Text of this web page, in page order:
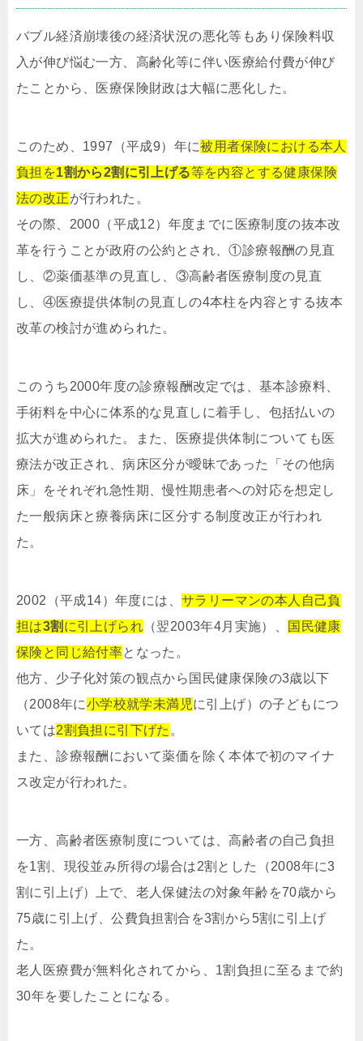
バブル経済崩壊後の経済状況の悪化等もあり保険料収
入が伸び悩む一方、高齢化等に伴い医療給付費が伸び
たことから、医療保険財政は大幅に悪化した。
このため、1997（平成9）年に被用者保険における本人
負担を1割から2割に引上げる等を内容とする健康保険
法の改正が行われた。
その際、2000（平成12）年度までに医療制度の抜本改
革を行うことが政府の公約とされ、①診療報酬の見直
し、②薬価基準の見直し、③高齢者医療制度の見直
し、④医療提供体制の見直しの4本柱を内容とする抜本
改革の検討が進められた。
このうち2000年度の診療報酬改定では、基本診療料、
手術料を中心に体系的な見直しに着手し、包括払いの
拡大が進められた。また、医療提供体制についても医
療法が改正され、病床区分が曖昧であった「その他病
床」をそれぞれ急性期、慢性期患者への対応を想定し
た一般病床と療養病床に区分する制度改正が行われ
た。
2002（平成14）年度には、 サラリーマンの本人自己負
担は3割 に引上げられ （翌2003年4月実施）、
国民健康
保険と同じ給付率となった。
他方、少子化対策の観点から国民健康保険の3歳以下
（2008年に小学校就学未満児に引上げ）の子どもにつ
いては2割負担に引下げた 。
また、診療報酬において薬価を除く本体で初のマイナ
ス改定が行われた。
一方、高齢者医療制度については、高齢者の自己負担
を1割、現役並み所得の場合は2割とした（2008年に3
割に引上げ）上で、老人保健法の対象年齢を70歳から
75歳に引上げ、公費負担割合を3割から5割に引上げ
た。
老人医療費が無料化されてから、1割負担に至るまで約
30年を要したことになる。